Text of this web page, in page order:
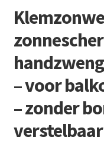
– voor
– zonder